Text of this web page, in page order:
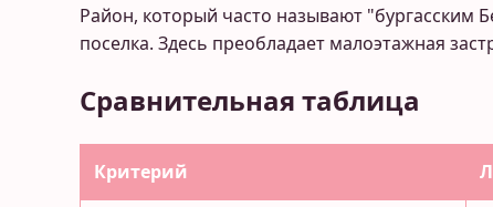
Район, который часто называют "бургасским
поселка. Здесь преобладает малоэтажная
Сравнительная таблица
Критерий